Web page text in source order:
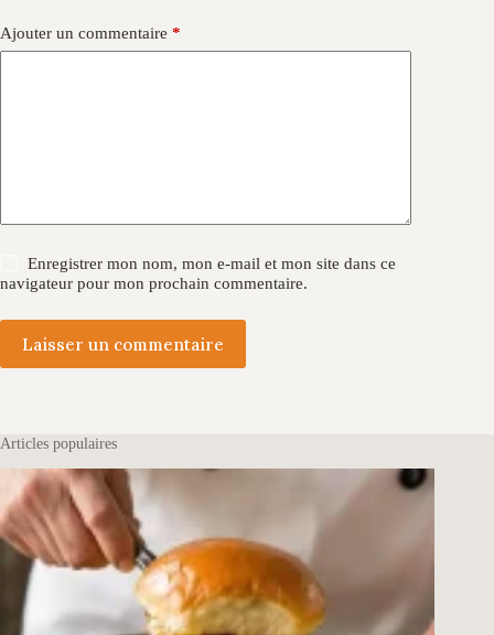
Ajouter un commentaire *
Enregistrer mon nom, mon e-mail et mon site dans ce
navigateur pour mon prochain commentaire.
Laisser un commentaire
Articles populaires